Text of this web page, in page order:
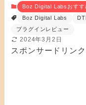
Boz Digital Labsおすす
Boz Digital Labs
プラグインレビュー
2024年3月2日
スポンサードリンク